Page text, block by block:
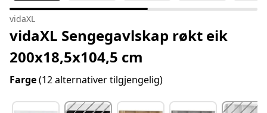
vidaXL
vidaXL Sengegavlskap røkt eik
200x18,5x104,5 cm
Farge(12 alternativer tilgjengelig)